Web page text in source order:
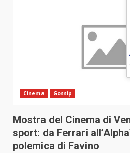
Cinema Gossip
Mostra del Cinema di
sport: da Ferrari
polemica di Favino